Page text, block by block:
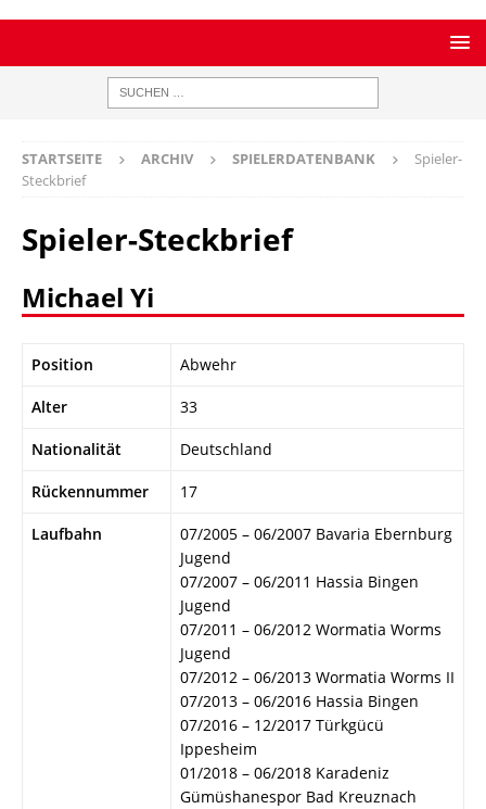
STARTSEITE ARCHIV SPIELERDATENBANK
Spieler-
Steckbrief
Spieler-Steckbrief
Michael Yi
Position Abwehr
Alter 33
Nationalität Deutschland
Rückennummer 17
Laufbahn
07/2005 – 06/2007 Bavaria Ebernburg
Jugend
07/2007 – 06/2011 Hassia Bingen
Jugend
07/2011 – 06/2012 Wormatia Worms
Jugend
07/2012 – 06/2013 Wormatia Worms II
07/2013 – 06/2016 Hassia Bingen
07/2016 – 12/2017 Türkgücü
Ippesheim
01/2018 – 06/2018 Karadeniz
Gümüshanespor Bad Kreuznach